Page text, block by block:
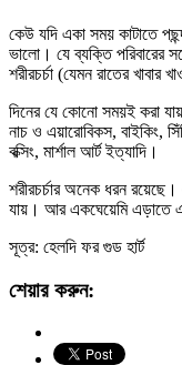
কেউ যদি একা সময় কাটাতে
ভালো। যে ব্যক্তি পরিবারের
শরীরচর্চা (যেমন রাতের খাবার
দিনের যে কোনো সময়ই করা
নাচ ও এয়ারোবিকস, বাইকিং,
বক্সিং, মার্শাল আর্ট ইত্যাদি।
শরীরচর্চার অনেক ধরন
যায়। আর একঘেয়েমি এড়াতে
সূত্র: হেলদি ফর গুড হার্ট
শেয়ার করুন: